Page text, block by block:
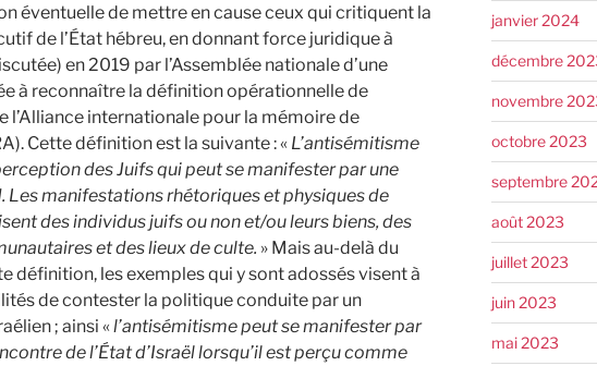
éventuelle de mettre en cause ceux qui critiquent la
de l’État hébreu, en donnant force juridique à
en 2019 par l’Assemblée nationale d’une
à reconnaître la définition opérationnelle de
l’Alliance internationale pour la mémoire de
Cette définition est la suivante : « L’antisémitisme
des Juifs qui peut se manifester par une
Les manifestations rhétoriques et physiques de
des individus juifs ou non et/ou leurs biens, des
et des lieux de culte. » Mais au-delà du
définition, les exemples qui y sont adossés visent à
de contester la politique conduite par un
; ainsi «l’antisémitisme peut se manifester par
de l’État d’Israël lorsqu’il est perçu comme
janvier 2024
décembre
novembre
octobre 2023
septembre
août 2023
juillet 2023
juin 2023
mai 2023